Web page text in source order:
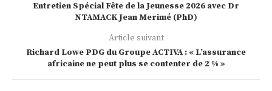
Entretien Spécial Fête de la Jeunesse 2026 avec Dr
NTAMACK Jean Merimé (PhD)
Article suivant
Richard Lowe PDG du Groupe ACTIVA : « L’assurance
africaine ne peut plus se contenter de 2 % »